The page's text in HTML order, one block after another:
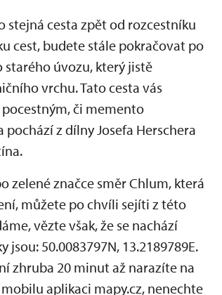
cesta zpět od rozcestníku
cest, budete stále pokračovat po
starého úvozu, který jistě
vrchu. Tato cesta vás
či memento
z dílny Josefa Herschera
zelené značce směr Chlum, která
můžete po chvíli sejíti z této
vězte však, že se nachází
50.0083797N, 13.2189789E.
zhruba 20 minut až narazíte na
aplikaci mapy.cz, nenechte